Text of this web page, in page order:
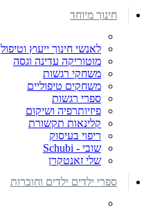
חינוך מיוחד
לאנשי חינוך ייעוץ וטיפול
מוטוריקה עדינה וגסה
משחקי רגשות
משחקים טיפוליים
ספרי רגשות
פיזיותרפיה ושיקום
קלינאות תקשורת
ריפוי בעיסוק
שובי - Schubi
שלי זאנטקרן
ספרי ילדים ילדים וחוברות